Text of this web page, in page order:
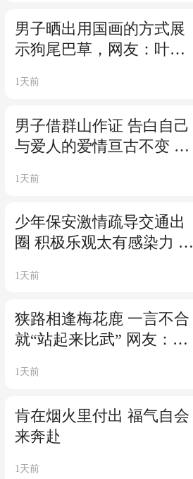
男子晒出用国画的方式展
示狗尾巴草，网友：叶子
1天前
男子借群山作证 告白自己
与爱人的爱情亘古不变 网
寻找的爱
1天前
少年保安激情疏导交通出
圈 积极乐观太有感染力 网
1天前
狭路相逢梅花鹿 一言不合
就“站起来比武” 网友：刚
1天前
肯在烟火里付出 福气自会
来奔赴
1天前